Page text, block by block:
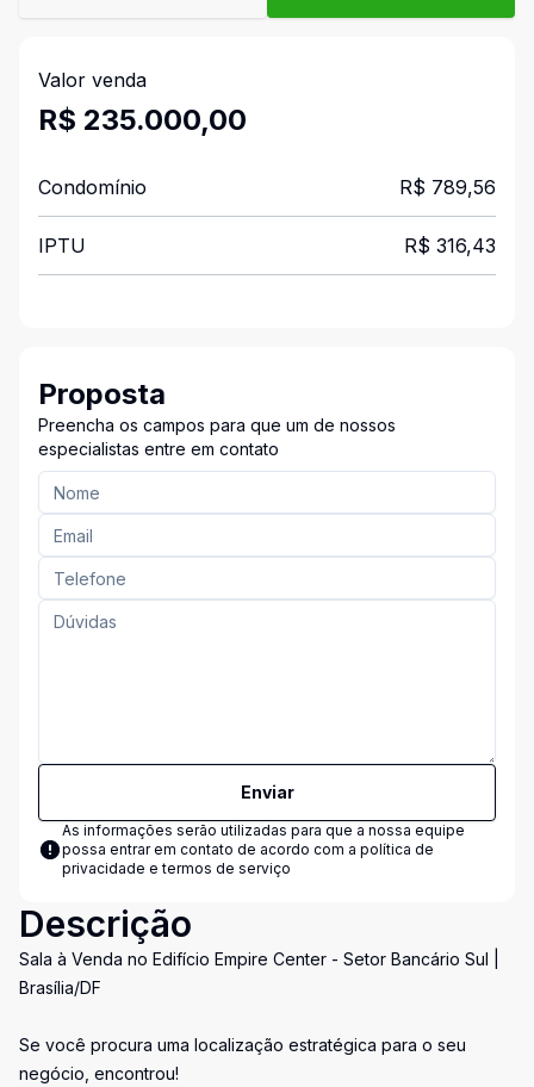
Valor venda
R$ 235.000,00
Condomínio R$ 789,56
IPTU R$ 316,43
Proposta
Preencha os campos para que um de nossos
especialistas entre em contato
Enviar
As informações serão utilizadas para que a nossa equipe
possa entrar em contato de acordo com a política de
privacidade e termos de serviço
Descrição
Sala à Venda no Edifício Empire Center - Setor Bancário Sul |
Brasília/DF
Se você procura uma localização estratégica para o seu
negócio, encontrou!